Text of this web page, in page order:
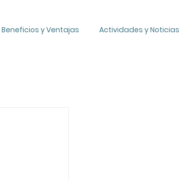
Beneficios y Ventajas Actividades y Noticias